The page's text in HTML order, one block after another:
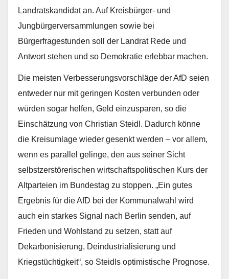
Landratskandidat an. Auf Kreisbürger- und
Jungbürgerversammlungen sowie bei
Bürgerfragestunden soll der Landrat Rede und
Antwort stehen und so Demokratie erlebbar machen.
Die meisten Verbesserungsvorschläge der AfD seien
entweder nur mit geringen Kosten verbunden oder
würden sogar helfen, Geld einzusparen, so die
Einschätzung von Christian Steidl. Dadurch könne
die Kreisumlage wieder gesenkt werden – vor allem,
wenn es parallel gelinge, den aus seiner Sicht
selbstzerstörerischen wirtschaftspolitischen Kurs der
Altparteien im Bundestag zu stoppen. „Ein gutes
Ergebnis für die AfD bei der Kommunalwahl wird
auch ein starkes Signal nach Berlin senden, auf
Frieden und Wohlstand zu setzen, statt auf
Dekarbonisierung, Deindustrialisierung und
Kriegstüchtigkeit“, so Steidls optimistische Prognose.